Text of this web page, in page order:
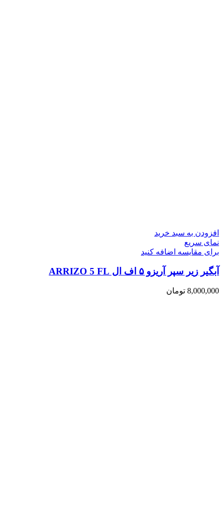
افزودن به سبد خرید
نمای سریع
برای مقایسه اضافه کنید
آبگیر زیر سپر آریزو ۵ اف ال ARRIZO 5 FL
8,000,000 تومان